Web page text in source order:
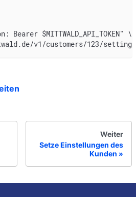
Bearer $MITTWALD_API_TOKEN" \
v1/customers/123/settings
Weiter
Setze Einstellungen des
Kunden